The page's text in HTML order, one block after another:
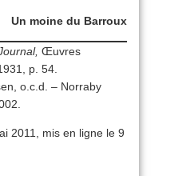
Un moine du Barroux
Œuvres
p. 54.
o.c.d. – Norraby
2011, mis en ligne le 9